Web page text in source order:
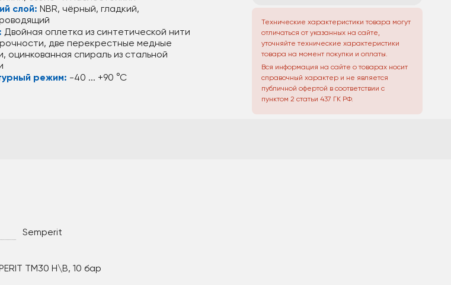
слой: NBR, чёрный, гладкий,
Двойная оплетка из синтетической нити
две перекрестные медные
оцинкованная спираль из стальной
режим: -40 ... +90 °С
Технические характеристики товара могут
отличаться от указанных на сайте,
уточняйте технические характеристики
товара на момент покупки и оплаты.
Вся информация на сайте о товарах носит
справочный характер и не является
публичной офертой в соответствии с
пунктом 2 статьи 437 ГК РФ.
Semperit
TM30 Н\В, 10 бар